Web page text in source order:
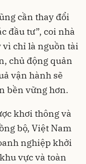
cần thay đổi
đầu tư”, coi nhà
vì chỉ là nguồn tài
chủ động quản
vận hành sẽ
bền vững hơn.
khơi thông và
bộ, Việt Nam
nghiệp khởi
vực và toàn